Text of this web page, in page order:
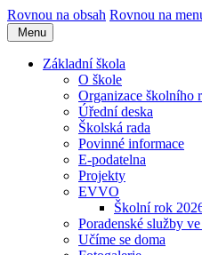
Rovnou na obsah Rovnou na
Menu
Základní škola
O škole
Organizace školního
Úřední deska
Školská rada
Povinné informace
E-podatelna
Projekty
EVVO
Školní rok
Poradenské služby
Učíme se doma